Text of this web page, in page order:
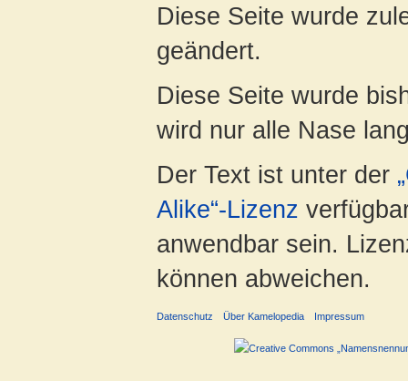
Diese Seite wurde
geändert.
Diese Seite wurde
wird nur alle Nase
Der Text ist unter der
Alike“-Lizenz
anwendbar sein.
können abweichen.
Datenschutz Über Kamelopedia Impressum